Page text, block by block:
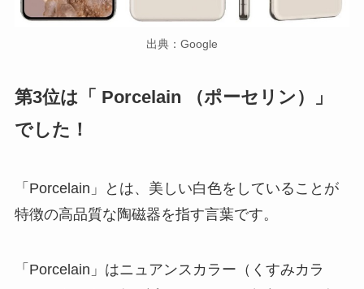
出典：Google
第3位は「 Porcelain （ポーセリン）」
でした！
「Porcelain」とは、美しい白色をしていることが
特徴の高品質な陶磁器を指す言葉です。
「Porcelain」はニュアンスカラー（くすみカラ